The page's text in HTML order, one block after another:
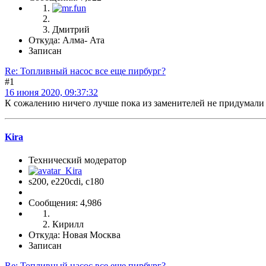
Дмитрий
Откуда: Алма- Ата
Записан
Re: Топливный насос все еще пирбург?
#1
16 июня 2020, 09:37:32
К сожалению ничего лучше пока из заменителей не придумали
Kira
Технический модератор
s200, е220cdi, с180
Сообщения: 4,986
Кирилл
Откуда: Новая Москва
Записан